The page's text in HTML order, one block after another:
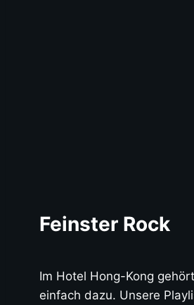
Feinster Rock
Im Hotel Hong-Kong
einfach dazu. Unsere